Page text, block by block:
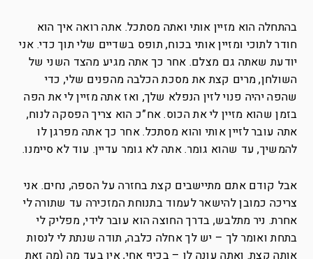
בהתחלה הוא מזיין אותי ואתה מסתכל. אתה רואה איך הוא
חודר לתוכי ומזיין אותי בכוח, תופס בשדיים שלי תוך כדי. אני
יודעת שאתה גם מצלם. אחר כך אתה מגיע מהצד השני של
השולחן, מרים קצת את מסכת הכלבה מהפנים שלי, כדי
שהפה יהיה פנוי לזין הנפלא שלך, ואז אתה מזיין לי את הפה
בזמן שהוא מזיין לי את הכוס. אח”כ הוא צריך הפסקה לנוח,
אתה עובר לזיין אותי והוא מסתכל. אחר כך אתה מפרגן לו
להמשיך, עד שהוא גומר. אתה לא גומר עדיין. עוד לא סיימנו.
אבל קודם אתם מתיישבים קצת בחזרה על הספה, נחים. אני
צריכה כמובן להישאר לעמוד בתנוחת המזכירה עד שתורה לי
אחרת. ניר מתלבש, בדרך החוצה הוא עובר לידי, מפליק לי
בתחת ואומר לך – יש לך אחלה כלבה, תודה שנתת לי לנסות
אותה קצת. ואתה עונה לו – בכיף אחי, אין בעד מה (מה זאת